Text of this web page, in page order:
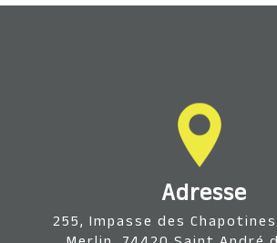
Adresse
255, Impasse des Chapotines, ZAE Chez